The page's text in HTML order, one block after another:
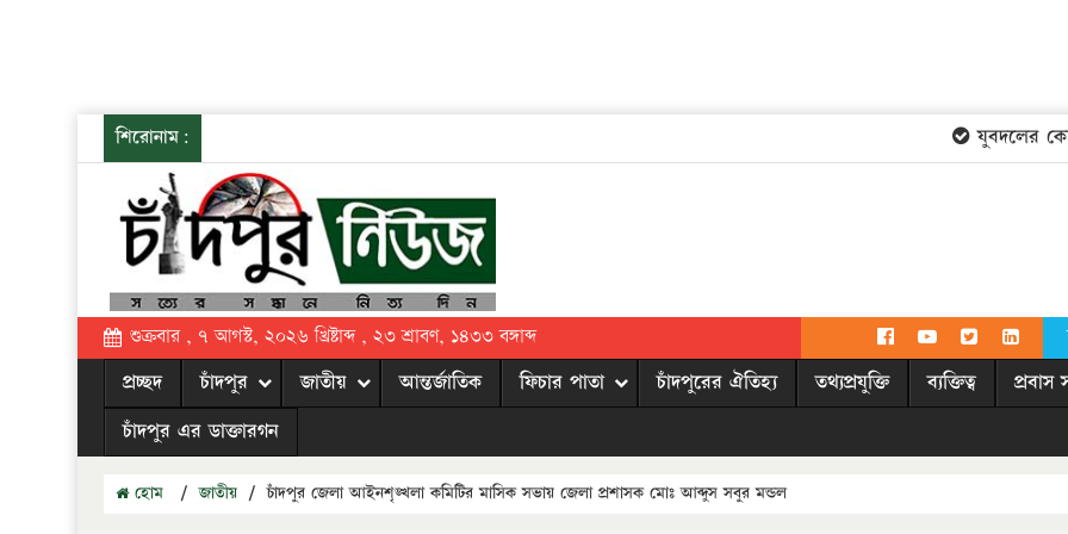
শিরোনাম: যুবদলের
শুক্রবার , ৭ আগস্ট, ২০২৬ খ্রিষ্টাব্দ , ২৩ শ্রাবণ, ১৪৩৩ বঙ্গাব্দ
প্রচ্ছদ চাঁদপুর জাতীয় আন্তর্জাতিক ফিচার পাতা চাঁদপুরের ঐতিহ্য তথ্যপ্রযুক্তি ব্যক্তিত্ব প্রবাস
চাঁদপুর এর ডাক্তারগন
হোম / জাতীয় / চাঁদপুর জেলা আইনশৃঙ্খলা কমিটির মাসিক সভায় জেলা প্রশাসক মোঃ আব্দুস সবুর মন্ডল